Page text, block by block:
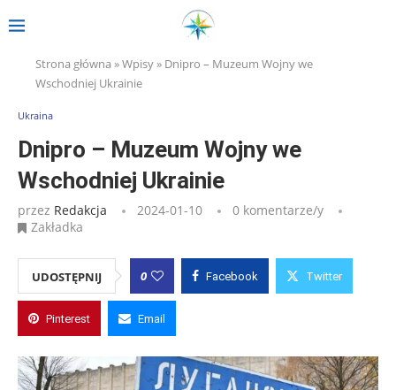
Strona główna »Wpisy» Dnipro – Muzeum Wojny we
Wschodniej Ukrainie
Ukraina
Dnipro – Muzeum Wojny we
Wschodniej Ukrainie
przez Redakcja 2024-01-10
0 komentarze/y
Zakładka
UDOSTĘPNIJ 0 Facebook Twitter
Pinterest Email